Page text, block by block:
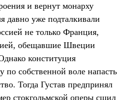
и вернут монарху
давно уже подталкивали
не только Франция,
обещавшие Швеции
конституция
по собственной воле напасть
Тогда Густав предпринял
стокгольмской оперы сшил